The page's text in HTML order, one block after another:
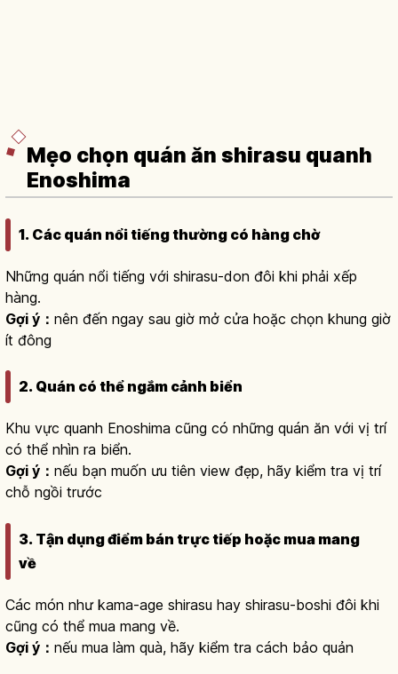
Mẹo chọn quán ăn shirasu quanh
Enoshima
1. Các quán nổi tiếng thường có hàng chờ
Những quán nổi tiếng với shirasu-don đôi khi phải xếp
hàng.
Gợi ý： nên đến ngay sau giờ mở cửa hoặc chọn khung giờ
ít đông
2. Quán có thể ngắm cảnh biển
Khu vực quanh Enoshima cũng có những quán ăn với vị trí
có thể nhìn ra biển.
Gợi ý： nếu bạn muốn ưu tiên view đẹp, hãy kiểm tra vị trí
chỗ ngồi trước
3. Tận dụng điểm bán trực tiếp hoặc mua mang
về
Các món như kama-age shirasu hay shirasu-boshi đôi khi
cũng có thể mua mang về.
Gợi ý： nếu mua làm quà, hãy kiểm tra cách bảo quản